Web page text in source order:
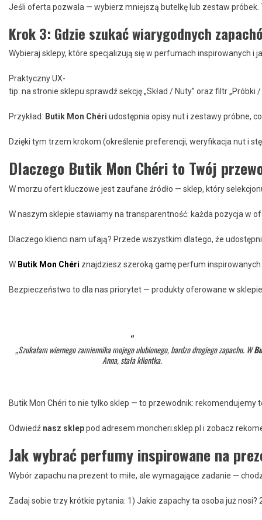
Jeśli oferta pozwala — wybierz mniejszą butelkę lub zestaw
Krok 3: Gdzie szukać wiarygodnych
Wybieraj sklepy, które specjalizują się w perfumach inspirowanych
Praktyczny UX-
tip: na stronie sklepu sprawdź sekcję „Skład / Nuty” oraz filtr
Przykład: Butik Mon Chéri udostępnia opisy nut i zestawy próbne,
Dzięki tym trzem krokom (określenie preferencji, weryfikacja nut i
Dlaczego Butik Mon Chéri to Twój
W morzu ofert kluczowe jest zaufane źródło — sklep, który
W naszym sklepie stawiamy na transparentność: każda pozycja w
Dlaczego klienci nam ufają? Przede wszystkim dlatego, że
W Butik Mon Chéri znajdziesz szeroką gamę perfum
Bezpieczeństwo to dla nas priorytet — produkty oferowane w
„Szukałam wiernego zamiennika mojego ulubionego, bardzo drogiego zapachu. W
Anna, stała klientka.
Butik Mon Chéri to nie tylko sklep — to przewodnik:
Odwiedź nasz skleppod adresem moncheri.sklep.pl i zobacz
Jak wybrać perfumy inspirowane na
Wybór zapachu na prezent to miłe, ale wymagające zadanie —
Zadaj sobie trzy krótkie pytania: 1) Jakie zapachy ta osoba już